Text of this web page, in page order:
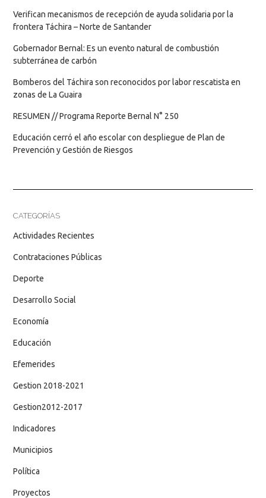
Verifican mecanismos de recepción de ayuda solidaria por la
frontera Táchira – Norte de Santander
Gobernador Bernal: Es un evento natural de combustión
subterránea de carbón
Bomberos del Táchira son reconocidos por labor rescatista en
zonas de La Guaira
RESUMEN // Programa Reporte Bernal N° 250
Educación cerró el año escolar con despliegue de Plan de
Prevención y Gestión de Riesgos
CATEGORÍAS
Actividades Recientes
Contrataciones Públicas
Deporte
Desarrollo Social
Economía
Educación
Efemerides
Gestion 2018-2021
Gestion2012-2017
Indicadores
Municipios
Política
Proyectos